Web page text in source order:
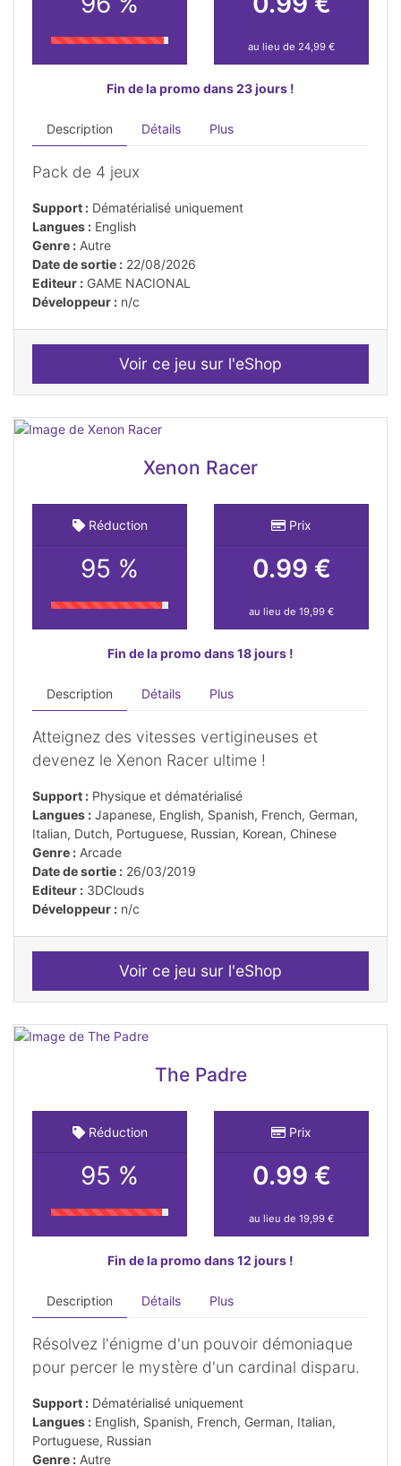
au lieu de 24,99 €
Fin de la promo dans 23 jours !
Description Détails Plus
Pack de 4 jeux
Support : Dématérialisé uniquement
Langues : English
Genre : Autre
Date de sortie : 22/08/2026
Editeur : GAME NACIONAL
Développeur : n/c
Voir ce jeu sur l'eShop
Xenon Racer
Réduction
95 %
Prix
0.99 €
au lieu de 19,99 €
Fin de la promo dans 18 jours !
Description Détails Plus
Atteignez des vitesses vertigineuses et
devenez le Xenon Racer ultime !
Support : Physique et dématérialisé
Langues : Japanese, English, Spanish, French, German,
Italian, Dutch, Portuguese, Russian, Korean, Chinese
Genre : Arcade
Date de sortie : 26/03/2019
Editeur : 3DClouds
Développeur : n/c
Voir ce jeu sur l'eShop
The Padre
Réduction
95 %
Prix
0.99 €
au lieu de 19,99 €
Fin de la promo dans 12 jours !
Description Détails Plus
Résolvez l'énigme d'un pouvoir démoniaque
pour percer le mystère d'un cardinal disparu.
Support : Dématérialisé uniquement
Langues : English, Spanish, French, German, Italian,
Portuguese, Russian
Genre : Autre